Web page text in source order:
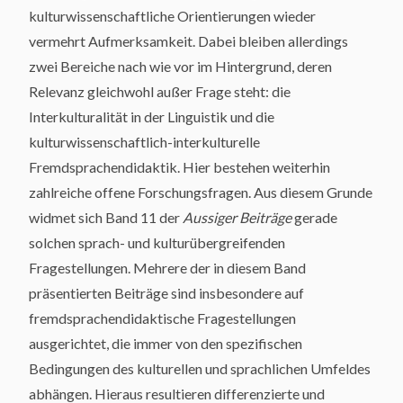
kulturwissenschaftliche Orientierungen wieder
vermehrt Aufmerksamkeit. Dabei bleiben allerdings
zwei Bereiche nach wie vor im Hintergrund, deren
Relevanz gleichwohl außer Frage steht: die
Interkulturalität in der Linguistik und die
kulturwissenschaftlich-interkulturelle
Fremdsprachendidaktik. Hier bestehen weiterhin
zahlreiche offene Forschungsfragen. Aus diesem Grunde
widmet sich Band 11 der Aussiger Beiträgegerade
solchen sprach- und kulturübergreifenden
Fragestellungen. Mehrere der in diesem Band
präsentierten Beiträge sind insbesondere auf
fremdsprachendidaktische Fragestellungen
ausgerichtet, die immer von den spezifischen
Bedingungen des kulturellen und sprachlichen Umfeldes
abhängen. Hieraus resultieren differenzierte und